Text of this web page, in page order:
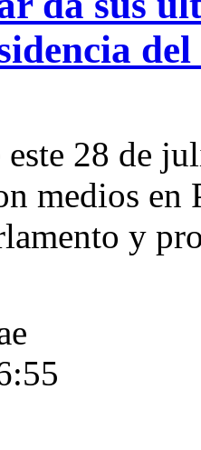
este 28 de
medios
y